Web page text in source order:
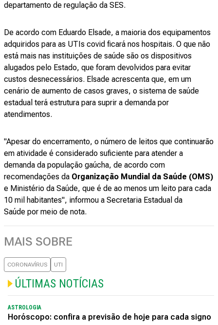
departamento de regulação da SES.
De acordo com Eduardo Elsade, a maioria dos equipamentos
adquiridos para as UTIs covid ficará nos hospitais. O que não
está mais nas instituições de saúde são os dispositivos
alugados pelo Estado, que foram devolvidos para evitar
custos desnecessários. Elsade acrescenta que, em um
cenário de aumento de casos graves, o sistema de saúde
estadual terá estrutura para suprir a demanda por
atendimentos.
"Apesar do encerramento, o número de leitos que continuarão
em atividade é considerado suficiente para atender a
demanda da população gaúcha, de acordo com
recomendações da Organização Mundial da Saúde (OMS)
e Ministério da Saúde, que é de ao menos um leito para cada
10 mil habitantes", informou a Secretaria Estadual da
Saúde por meio de nota.
MAIS SOBRE
CORONAVÍRUS UTI
ÚLTIMAS NOTÍCIAS
ASTROLOGIA
Horóscopo: confira a previsão de hoje para cada signo